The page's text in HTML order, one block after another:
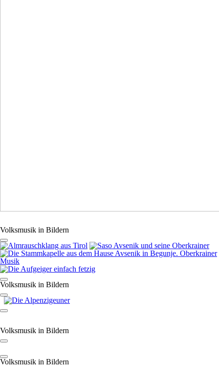
Volksmusik in Bildern
Volksmusik in Bildern
Volksmusik in Bildern
Volksmusik in Bildern